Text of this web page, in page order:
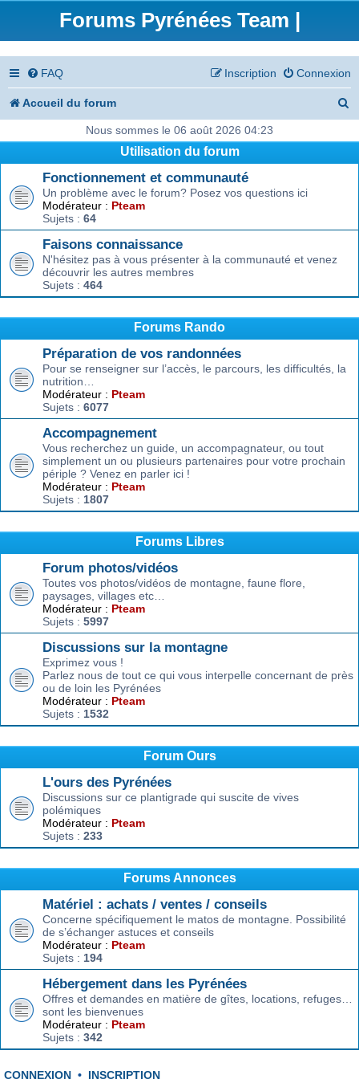
Forums Pyrénées Team |
FAQ Connexion
Inscription
Accueil du forum
e
Nous sommes le 06 août 2026 04:23
Utilisation du forum
Fonctionnement et communauté
Un problème avec le forum? Posez vos questions ici
Modérateur : Pteam
Sujets : 64
Faisons connaissance
N'hésitez pas à vous présenter à la communauté et venez
découvrir les autres membres
Sujets : 464
Forums Rando
Préparation de vos randonnées
Pour se renseigner sur l’accès, le parcours, les difficultés, la
nutrition…
Modérateur : Pteam
Sujets : 6077
Accompagnement
Vous recherchez un guide, un accompagnateur, ou tout
simplement un ou plusieurs partenaires pour votre prochain
périple ? Venez en parler ici !
Modérateur : Pteam
Sujets : 1807
Forums Libres
Forum photos/vidéos
Toutes vos photos/vidéos de montagne, faune flore,
paysages, villages etc…
Modérateur : Pteam
Sujets : 5997
Discussions sur la montagne
Exprimez vous !
Parlez nous de tout ce qui vous interpelle concernant de près
ou de loin les Pyrénées
Modérateur : Pteam
Sujets : 1532
Forum Ours
L'ours des Pyrénées
Discussions sur ce plantigrade qui suscite de vives
polémiques
Modérateur : Pteam
Sujets : 233
Forums Annonces
Matériel : achats / ventes / conseils
Concerne spécifiquement le matos de montagne. Possibilité
de s’échanger astuces et conseils
Modérateur : Pteam
Sujets : 194
Hébergement dans les Pyrénées
Offres et demandes en matière de gîtes, locations, refuges…
sont les bienvenues
Modérateur : Pteam
Sujets : 342
CONNEXION • INSCRIPTION